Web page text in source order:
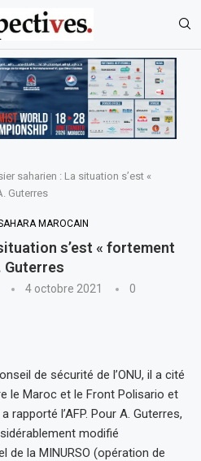
saharien : La situation s’est «
Guterres
MAROCAIN
s’est « fortement
Guterres
4 octobre 2021
0
de sécurité de l’ONU, il a cité
le Maroc et le Front Polisario et
rapporté l’AFP. Pour A. Guterres,
modifié
de la MINURSO (opération de